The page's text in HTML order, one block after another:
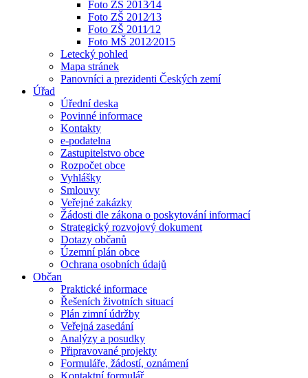
Foto ZŠ 2013⁄14
Foto ZŠ 2012⁄13
Foto ZŠ 2011⁄12
Foto MŠ 2012⁄2015
Letecký pohled
Mapa stránek
Panovníci a prezidenti Českých zemí
Úřad
Úřední deska
Povinné informace
Kontakty
e-podatelna
Zastupitelstvo obce
Rozpočet obce
Vyhlášky
Smlouvy
Veřejné zakázky
Žádosti dle zákona o poskytování informací
Strategický rozvojový dokument
Dotazy občanů
Územní plán obce
Ochrana osobních údajů
Občan
Praktické informace
Řešeních životních situací
Plán zimní údržby
Veřejná zasedání
Analýzy a posudky
Připravované projekty
Formuláře, žádostí, oznámení
Kontaktní formulář